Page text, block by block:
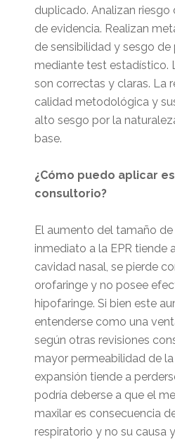
duplicado. Analizan
de evidencia. Realizan
de sensibilidad y sesgo de
mediante test estadístico.
son correctas y claras. La
calidad metodológica y
alto sesgo por la
base.
¿Cómo puedo aplicar
consultorio?
El aumento del tamaño de
inmediato a la EPR tiende
cavidad nasal, se pierde
orofaringe y no posee
hipofaringe. Si bien este
entenderse como una
según otras revisiones
mayor permeabilidad de
expansión tiende a
podría deberse a que el
maxilar es consecuencia
respiratorio y no su causa